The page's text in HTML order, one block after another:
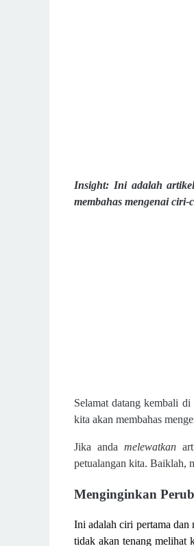
Insight: Ini adalah
membahas mengenai
Selamat datang kembali
kita akan membahas
Jika andamelewatkan
petualangan kita. Baiklah,
Menginginkan
Ini adalah ciri pertama
tidak akan tenang melihat